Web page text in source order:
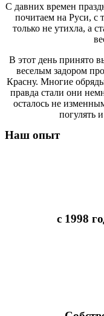
С давних времен
почитаем на Руси, с
только не утихла, а
В этот день принято
веселым задором
Красну. Многие
правда стали они
осталось не
погулять
Наш опыт
с 1998